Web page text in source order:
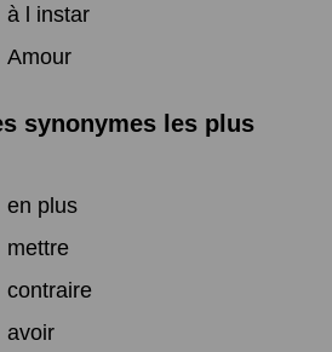
à l instar
Amour
synonymes les plus
en plus
mettre
contraire
avoir